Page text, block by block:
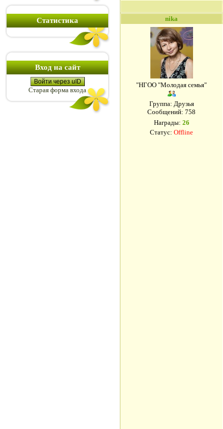
Статистика
Вход на сайт
Войти через uID
Старая форма входа
nika
"НГОО "Молодая семья"
Группа: Друзья
Сообщений: 758
Награды: 26
Статус: Offline